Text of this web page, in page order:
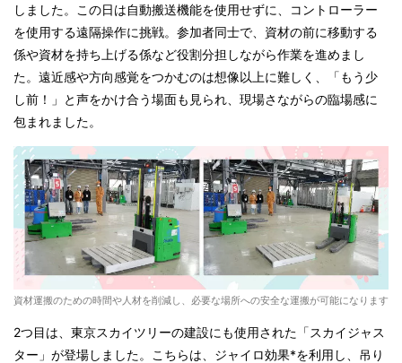
しました。この日は自動搬送機能を使用せずに、コントローラー
を使用する遠隔操作に挑戦。参加者同士で、資材の前に移動する
係や資材を持ち上げる係など役割分担しながら作業を進めまし
た。遠近感や方向感覚をつかむのは想像以上に難しく、「もう少
し前！」と声をかけ合う場面も見られ、現場さながらの臨場感に
包まれました。
資材運搬のための時間や人材を削減し、必要な場所への安全な運搬が可能になります
2つ目は、東京スカイツリーの建設にも使用された「スカイジャス
ター」が登場しました。こちらは、ジャイロ効果*を利用し、吊り